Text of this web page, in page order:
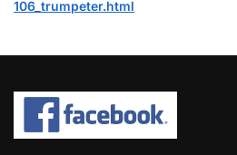
106_trumpeter.html